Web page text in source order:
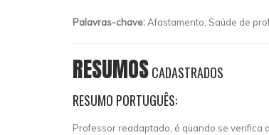
Palavras-chave:Afastamento; Saúde de
RESUMOSCADASTRADOS
RESUMO PORTUGUÊS:
Professor readaptado, é quando se verifica